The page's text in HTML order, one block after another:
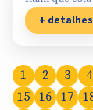
+ detalhes
1 2 3 4
15 16 17